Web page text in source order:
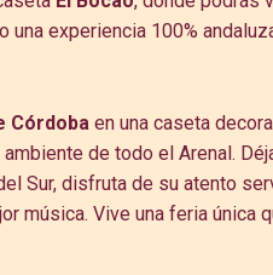
una experiencia 100%
Córdoba en una caseta
de todo el Arenal.
Sur, disfruta de su atento
música. Vive una feria única